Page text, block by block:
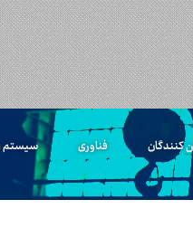
کنندگان فناوری سیستم